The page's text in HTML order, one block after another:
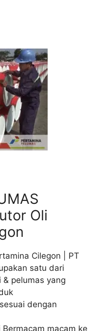
Oli
Cilegon | PT
satu dari
pelumas yang
dengan
macam ke